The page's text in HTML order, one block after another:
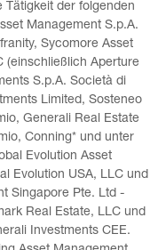
Tätigkeit der folgenden
Management S.p.A.
Sycomore Asset
(einschließlich Aperture
S.p.A. Società di
Limited, Sosteneo
Generali Real Estate
Conning* und unter
Evolution Asset
Evolution USA, LLC und
Singapore Pte. Ltd -
Real Estate, LLC und
Investments CEE.